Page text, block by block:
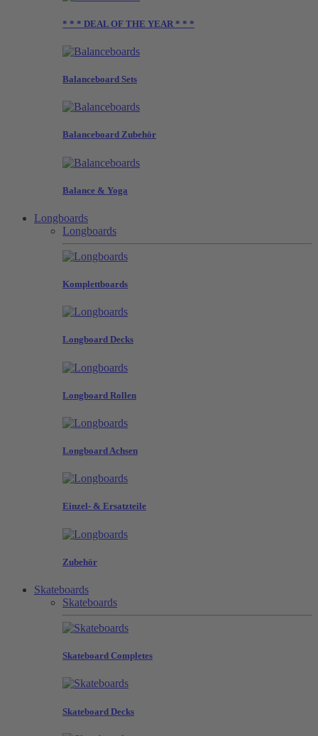
* * * DEAL OF THE YEAR * * *
Balanceboard Sets
Balanceboard Zubehör
Balance & Yoga
Longboards
Longboards
Komplettboards
Longboard Decks
Longboard Rollen
Longboard Achsen
Einzel- & Ersatzteile
Zubehör
Skateboards
Skateboards
Skateboard Completes
Skateboard Decks